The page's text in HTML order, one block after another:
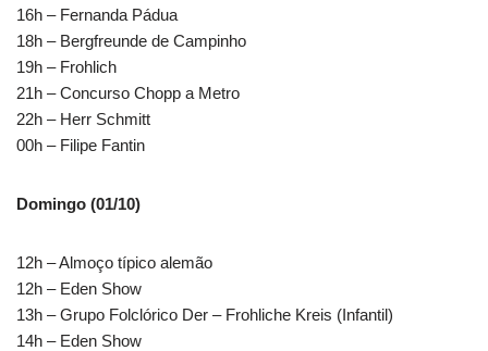
16h – Fernanda Pádua
18h – Bergfreunde de Campinho
19h – Frohlich
21h – Concurso Chopp a Metro
22h – Herr Schmitt
00h – Filipe Fantin
Domingo (01/10)
12h – Almoço típico alemão
12h – Eden Show
13h – Grupo Folclórico Der – Frohliche Kreis (Infantil)
14h – Eden Show